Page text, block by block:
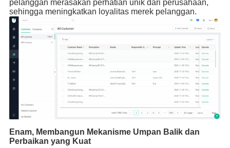
pelanggan merasakan perhatian unik dari perusahaan,
sehingga meningkatkan loyalitas merek pelanggan.
Enam, Membangun Mekanisme Umpan Balik dan
Perbaikan yang Kuat